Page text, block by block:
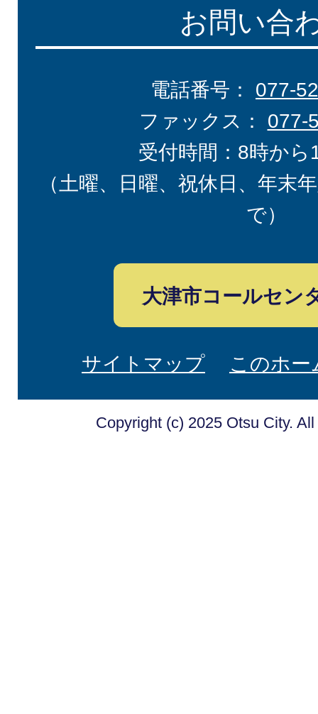
お問い合
電話番号： 077-
ファックス： 077-
受付時間：8時から
（土曜、日曜、祝休日、年末
で）
大津市コールセン
サイトマップ このホ
Copyright (c) 2025 Otsu City.